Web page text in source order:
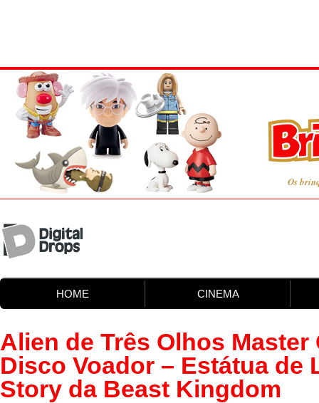
Os
HOME CINEMA
Alien de Três Olhos Master
Disco Voador – Estátua de
Story da Beast Kingdom